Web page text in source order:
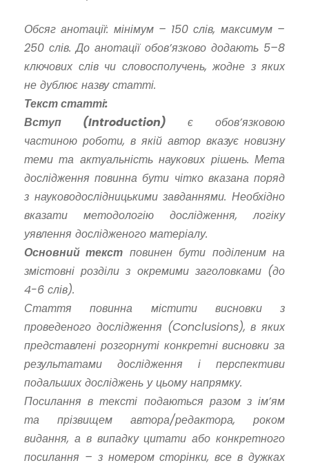
Обсяг анотації: мінімум – 150 слів, максимум –
250 слів. До анотації обов’язково додають 5–8
ключових слів чи словосполучень, жодне з яких
не дублює назву статті.
Текст статті:
Вступ (Introduction) є обов’язковою
частиною роботи, в якій автор вказує новизну
теми та актуальність наукових рішень. Мета
дослідження повинна бути чітко вказана поряд
з науководослідницькими завданнями. Необхідно
вказати методологію дослідження, логіку
уявлення дослідженого матеріалу.
Основний текст повинен бути поділеним на
змістовні розділи з окремими заголовками (до
4-6 слів).
Стаття повинна містити висновки з
проведеного дослідження (Conclusions), в яких
представлені розгорнуті конкретні висновки за
результатами дослідження і перспективи
подальших досліджень у цьому напрямку.
Посилання в тексті подаються разом з ім’ям
та прізвищем автора/редактора, роком
видання, а в випадку цитати або конкретного
посилання – з номером сторінки, все в дужках